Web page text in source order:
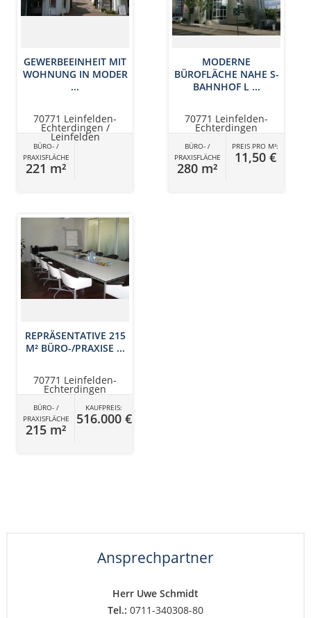
GEWERBEEINHEIT MIT
WOHNUNG IN MODER
...
70771 Leinfelden-
Echterdingen /
Leinfelden
BÜRO- /
PRAXISFLÄCHE
221 m²
MODERNE
BÜROFLÄCHE NAHE S-
BAHNHOF L ...
70771 Leinfelden-
Echterdingen
BÜRO- /
PRAXISFLÄCHE
280 m²
PREIS PRO M²:
11,50 €
REPRÄSENTATIVE 215
M² BÜRO-/PRAXISE ...
70771 Leinfelden-
Echterdingen
BÜRO- /
PRAXISFLÄCHE
215 m²
KAUFPREIS:
516.000 €
Ansprechpartner
Herr Uwe Schmidt
Tel.: 0711-340308-80